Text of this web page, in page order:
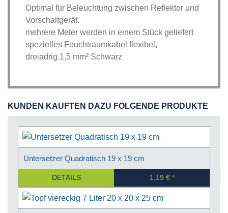
Optimal für Beleuchtung zwischen Reflektor und
Vorschaltgerät.
mehrere Meter werden in einem Stück geliefert
spezielles Feuchtraumkabel flexibel,
dreiadrig.1,5 mm² Schwarz
KUNDEN KAUFTEN DAZU FOLGENDE PRODUKTE
Untersetzer Quadratisch 19 x 19 cm
DETAILS 1,19 €